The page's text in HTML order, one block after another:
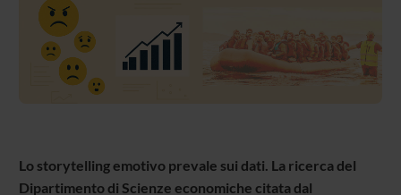
Lo storytelling emotivo prevale sui dati. La ricerca del
Dipartimento di Scienze economiche citata dal